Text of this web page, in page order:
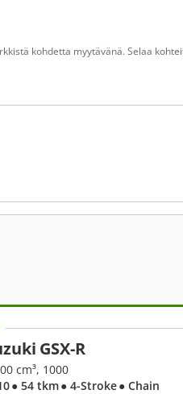
kohdetta myytävänä. Selaa
GSX-R
cm³, 1000
● 54 tkm● 4-Stroke● Chain